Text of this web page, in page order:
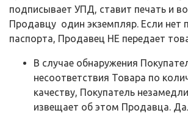
подписывает УПД, ставит печать и
Продавцу один экземпляр. Если нет
паспорта, Продавец НЕ передает
В случае обнаружения
несоответствия Товара по
качеству, Покупатель
извещает об этом Продавца.